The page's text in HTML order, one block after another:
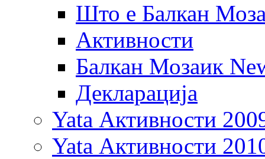
Што е Балкан
Активности
Балкан Мозаик
Декларација
Yata Активности
Yata Активности